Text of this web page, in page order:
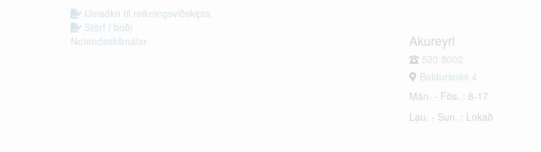
Umsókn til reikningsviðskipta
Störf í boði
Notendaskilmálar
Akureyri
520 8002
Baldursnes 4
Mán. - Fös. : 8-17
Lau. - Sun. : Lokað